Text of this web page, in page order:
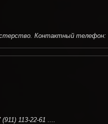
Контактный телефон:
113-22-61 ....